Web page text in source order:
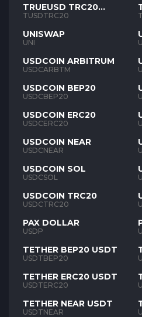
TRUEUSD TRC20
TUSD
TUSDTRC20
UNISWAP
UNI
USDCOIN ARBITRUM
USDCARBTM
USDCOIN BEP20
USDCBEP20
USDCOIN ERC20
USDCERC20
USDCOIN NEAR
USDCNEAR
USDCOIN SOL
USDCSOL
USDCOIN TRC20
USDCTRC20
PAX DOLLAR
USDP
TETHER BEP20 USDT
USDTBEP20
TETHER ERC20 USDT
USDTERC20
TETHER NEAR USDT
USDTNEAR